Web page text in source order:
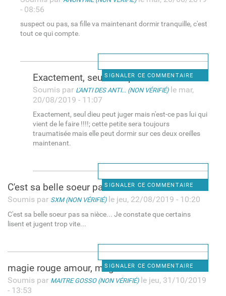
- 08:56
suspect ou pas, sa fille va maintenant dormir tranquille, c'est
tout ce qui compte.
SIGNALER CE COMMENTAIRE
Exactement, seul dieu peut
Soumis par L'ANTI DES ANTI... (NON VÉRIFIÉ)le mar,
20/08/2019 - 11:07
Exactement, seul dieu peut juger mais n'est-ce pas lui qui
vient de le faire !!!!; cette petite sera toujours
traumatisée mais elle peut dormir sur ces deux oreilles
maintenant.
SIGNALER CE COMMENTAIRE
C'est sa belle soeur pas sa
Soumis par SXM (NON VÉRIFIÉ)le jeu, 22/08/2019 - 10:20
C'est sa belle soeur pas sa nièce... Je constate que certains
lisent et jugent trop vite...
SIGNALER CE COMMENTAIRE
magie rouge amour, magie
Soumis par MAITRE GOSSO (NON VÉRIFIÉ)le jeu, 31/10/2019
- 13:53